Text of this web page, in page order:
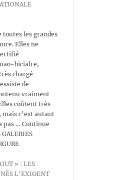
toutes les grandes
Elles ne
bicialre,
chargé
de
vraiment
coûtent très
c’est autant
pas … Continue
» : LES
L’EXIGENT